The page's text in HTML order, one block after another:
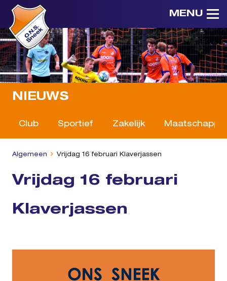
MENU
NIEUWS
Club Sportief Zakelijk
Algemeen Vrijdag 16 februari Klaverjassen
Vrijdag 16 februari
Klaverjassen